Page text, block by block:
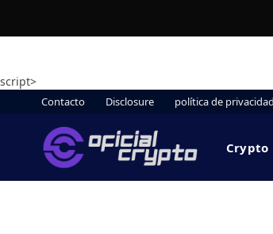
script>
Contacto Disclosure política de privacidad
Crypto